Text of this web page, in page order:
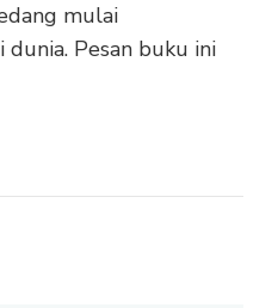
mulai
dunia. Pesan buku ini